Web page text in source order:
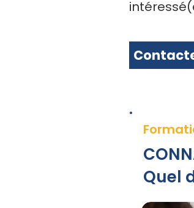
Quel